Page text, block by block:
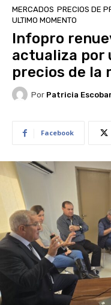
MERCADOS PRECIOS DE
ULTIMO MOMENTO
Infopro
actualiza por
precios de la
Por Patricia
Facebook